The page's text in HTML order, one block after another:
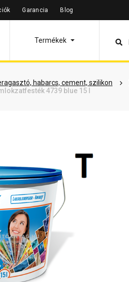
Garancia Blog
Termékek
habarcs, cement, szilikon
4739 blue 15 l
leírás Termékinformáció